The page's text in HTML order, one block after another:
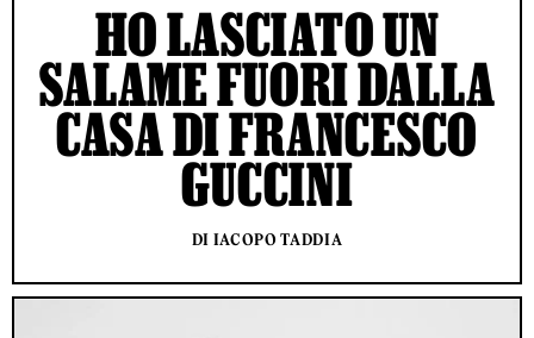
HO LASCIATO UN
SALAME FUORI DALLA
CASA DI FRANCESCO
GUCCINI
DI IACOPO TADDIA